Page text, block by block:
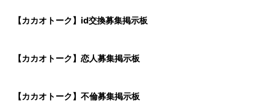
【カカオトーク】id交換募集掲示板
【カカオトーク】恋人募集掲示板
【カカオトーク】不倫募集掲示板